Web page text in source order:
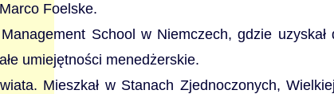
Foelske.
School w Niemczech, gdzie
umiejętności menedżerskie.
Mieszkał w Stanach Zjednoczonych,